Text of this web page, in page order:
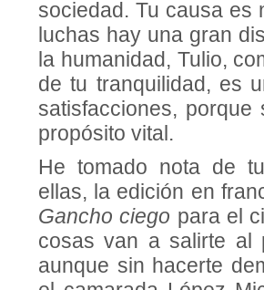
sociedad. Tu causa es
luchas hay una gran
la humanidad, Tulio,
de tu tranquilidad, es
satisfacciones,
propósito vital.
He tomado nota de
ellas, la edición en
Gancho ciego para el
cosas van a salirte al
aunque sin hacerte